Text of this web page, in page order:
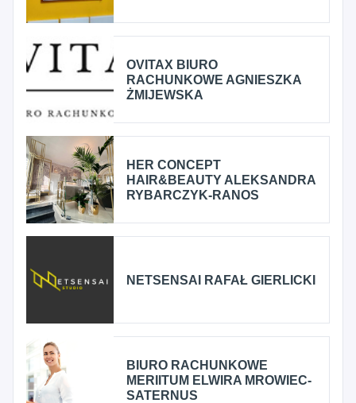
OVITAX BIURO
RACHUNKOWE AGNIESZKA
ŻMIJEWSKA
HER CONCEPT
HAIR&BEAUTY ALEKSANDRA
RYBARCZYK-RANOS
NETSENSAI RAFAŁ GIERLICKI
BIURO RACHUNKOWE
MERIITUM ELWIRA MROWIEC-
SATERNUS